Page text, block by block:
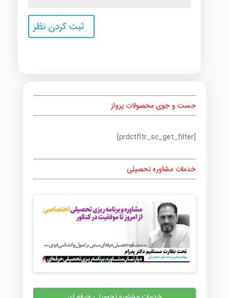
جست و جوی محصولات پرواز
[prdctfltr_sc_get_filter]
خدمات مشاوره تحصیلی